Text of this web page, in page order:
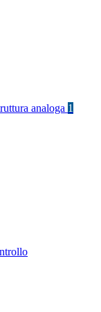
analoga 1